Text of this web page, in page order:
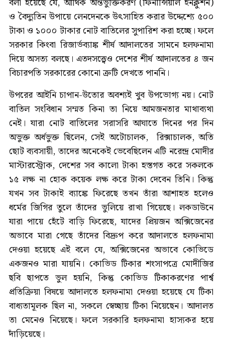
ও বৈদ্যুতিন উপায়ে লেনদেনকে উৎসাহিত করার উদ্দেশ্যে ৫০০
টাকা ও ১০০০ টাকার নোট বাতিলের সুপারিশ করা হচ্ছে। ফলে
সরকার কিংবা রিজার্ভব্যাঙ্ক শীর্ষ আদালতের সামনে হলফনামা
দিয়ে অসত্য বলছে। এতদসত্ত্বেও দেশের শীর্ষ আদালতের ৪ জন
বিচারপতি সরকারের কোনো ত্রুটি দেখতে পাননি।
উপরের আইনি চাপান-উতোর অবশ্যই খুব উপভোগ্য নয়। নোট
বাতিল সংবিধান সম্মত কিনা তা নিয়ে আমজনতার মাথাব্যথা
নেই। যারা নোট বাতিলের সরাসরি আঘাতে দিনের পর দিন
অভুক্ত অর্ধভুক্ত ছিলেন, সেই অটোচালক, রিক্সাচালক, অতি
ছোট ব্যবসায়ী, তাদের অনেকেই ভেবেছিলেন এটি নরেন্দ্র মোদীর
মাস্টারস্ট্রোক, দেশের সব কালো টাকা হস্তগত করে সকলকে
১৫ লক্ষ না হোক কয়েক লক্ষ করে টাকা দেবেন তিনি। কিন্তু
যখন সব টাকাই ব্যাঙ্কে ফিরেছে তখন তাঁরা আশাহত হলেও
ধর্মের জিগির তুলে তাঁদের ভুলিয়ে রাখা গিয়েছে। লকডাউনে
যারা পায়ে হেঁটে বাড়ি ফিরেছে, যাদের প্রিয়জন অক্সিজেনের
অভাবে মারা গেছে তাঁদের বিদ্রুপ করে আদালতে হলফনামা
দেওয়া হয়েছে এই বলে যে, অক্সিজেনের অভাবে কোভিডে
একজনও মারা যায়নি। কোভিড টিকার শংসাপত্রে মোদীজির
ছবি ছাপতে ভুল হয়নি, কিন্তু কোভিড টিকাকরণের পার্শ্ব
প্রতিক্রিয়া বিষয়ে আদালতে হলফনামা দেওয়া হয়েছে যে টিকা
বাধ্যতামূলক ছিল না, সকলে স্বেচ্ছায় টিকা নিয়েছেন। আদালত
তা মেনেও নিয়েছে। ফলে সরকারি হলফনামা হাস্যকর হয়ে
দাঁড়িয়েছে।